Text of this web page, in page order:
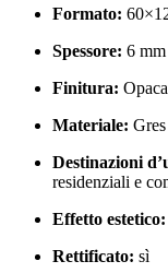
Formato:
Spessore: 6 mm
Finitura: Opaca
Materiale:
Destinazioni
residenziali e
Effetto estetico:
Rettificato: sì